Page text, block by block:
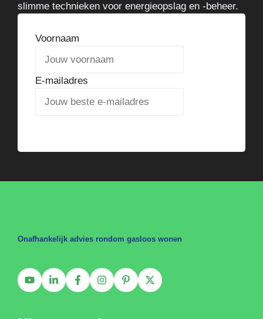
slimme technieken voor energieopslag en -beheer.
Voornaam
E-mailadres
Onafhankelijk advies rondom gasloos wonen